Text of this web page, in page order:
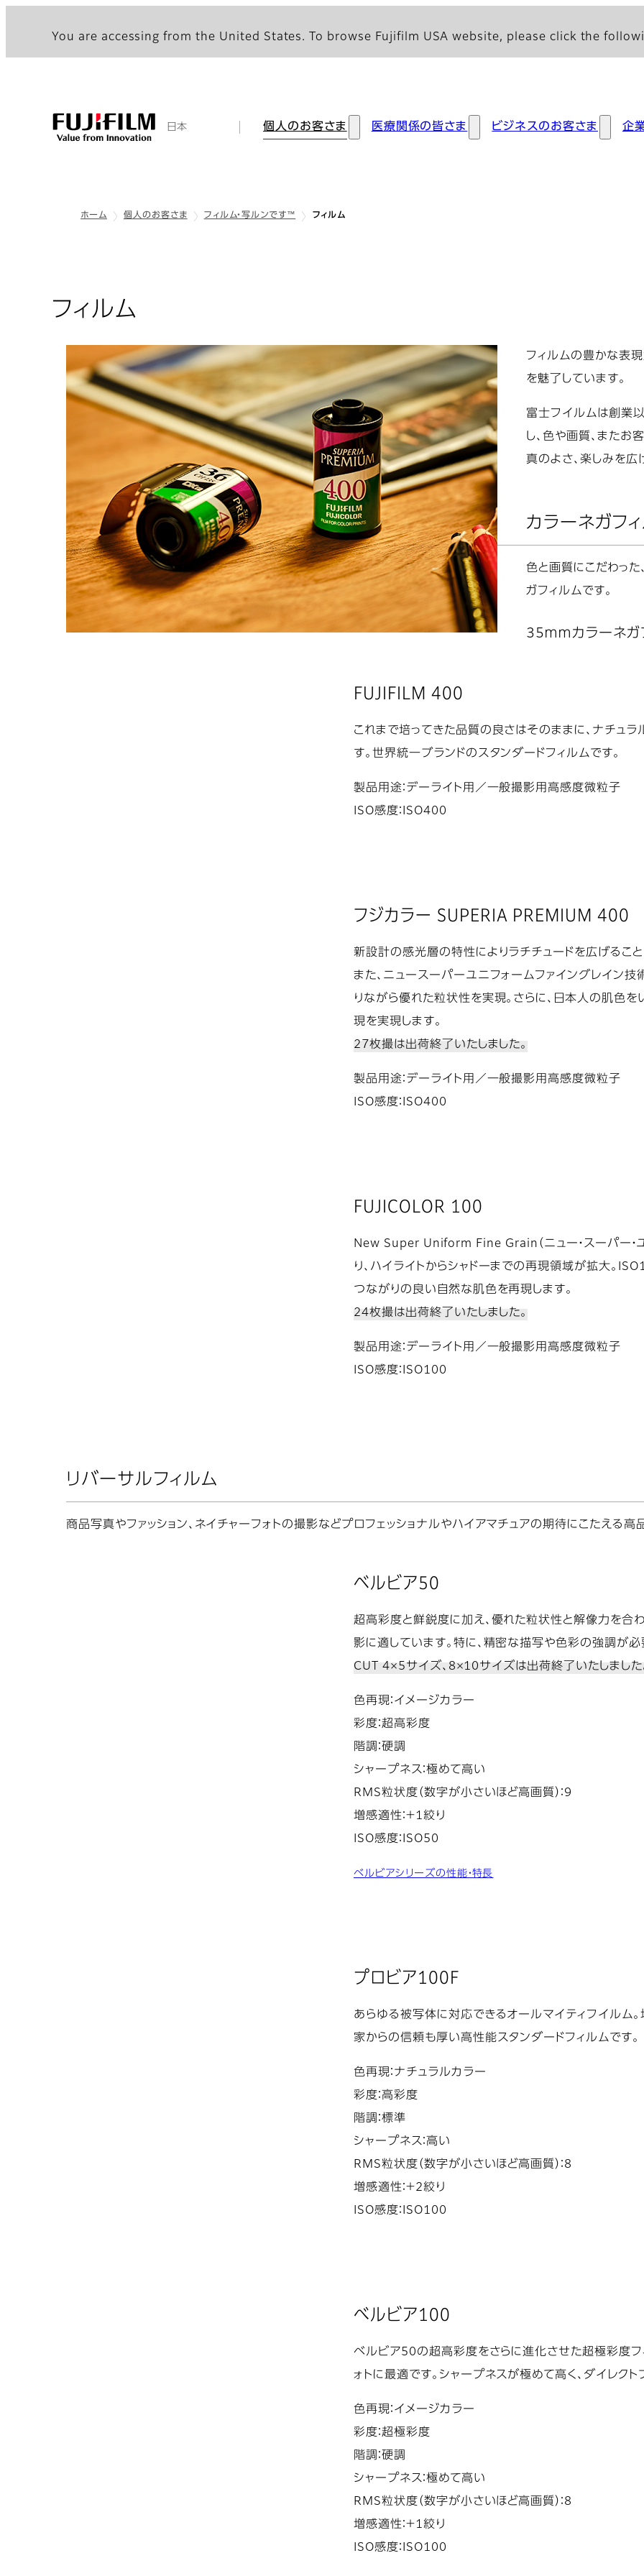
You are accessing from the United States. To browse Fujifilm USA website, please click the
日本 個人のお客さま 医療関係の皆さま ビジネスのお客さま 企
ホーム 個人のお客さま フィルム・写ルンです™ フィルム
フィルム
フィルムの豊かな表
を魅了しています。
富士フイルムは創業
し、色や画質、またお
真のよさ、楽しみを広
カラーネガフ
色と画質にこだわっ
ガフィルムです。
35ｍｍカラーネガ
FUJIFILM 400
これまで培ってきた品質の良さはそのままに、ナチュ
す。世界統一ブランドのスタンダードフィルムです。
製品用途：デーライト用／一般撮影用高感度微粒子
ISO感度：ISO400
フジカラー SUPERIA PREMIUM 400
新設計の感光層の特性によりラチチュードを広げるこ
また、ニュースーパーユニフォームファイングレイン技
りながら優れた粒状性を実現。さらに、日本人の肌色
現を実現します。
27枚撮は出荷終了いたしました。
製品用途：デーライト用／一般撮影用高感度微粒子
ISO感度：ISO400
FUJICOLOR 100
New Super Uniform Fine Grain（ニュー・スーパー・ユ
り、ハイライトからシャドーまでの再現領域が拡大。
つながりの良い自然な肌色を再現します。
24枚撮は出荷終了いたしました。
製品用途：デーライト用／一般撮影用高感度微粒子
ISO感度：ISO100
リバーサルフィルム
商品写真やファッション、ネイチャーフォトの撮影などプロフェッショナルやハイアマチュアの期待にこたえる高
ベルビア50
超高彩度と鮮鋭度に加え、優れた粒状性と解像力を合
影に適しています。特に、精密な描写や色彩の強調が必
CUT 4×5サイズ、8×10サイズは出荷終了いたしました
色再現：イメージカラー
彩度：超高彩度
階調：硬調
シャープネス：極めて高い
RMS粒状度（数字が小さいほど高画質）：9
増感適性：＋1絞り
ISO感度：ISO50
ベルビアシリーズの性能・特長
プロビア100F
あらゆる被写体に対応できるオールマイティフイルム
家からの信頼も厚い高性能スタンダードフィルムです。
色再現：ナチュラルカラー
彩度：高彩度
階調：標準
シャープネス：高い
RMS粒状度（数字が小さいほど高画質）：8
増感適性：＋2絞り
ISO感度：ISO100
べルビア100
ベルビア50の超高彩度をさらに進化させた超極彩度フ
ォトに最適です。シャープネスが極めて高く、ダイレクト
色再現：イメージカラー
彩度：超極彩度
階調：硬調
シャープネス：極めて高い
RMS粒状度（数字が小さいほど高画質）：8
増感適性：＋1絞り
ISO感度：ISO100